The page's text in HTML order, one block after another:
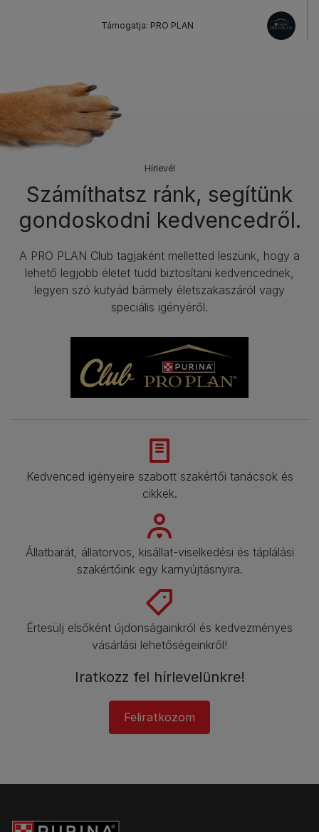
Támogatja: PRO PLAN
Hírlevél​
Számíthatsz ránk, segítünk
gondoskodni kedvencedről.
A PRO PLAN Club tagjaként melletted leszünk, hogy a
lehető legjobb életet tudd biztosítani kedvencednek,
legyen szó kutyád bármely életszakaszáról vagy
speciális igényéről.
Kedvenced igényeire szabott szakértői tanácsok és
cikkek.
Állatbarát, állatorvos, kisállat-viselkedési és táplálási
szakértőink egy karnyújtásnyira.
Értesülj elsőként újdonságainkról és kedvezményes
vásárlási lehetőségeinkről!​
Iratkozz fel hírlevelünkre!
Feliratkozom